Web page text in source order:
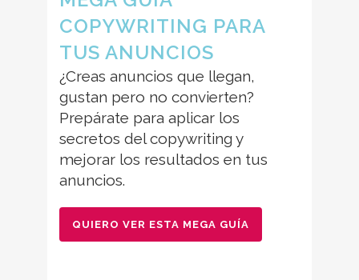
COPYWRITING PARA
TUS ANUNCIOS
¿Creas anuncios que llegan,
gustan pero no convierten?
Prepárate para aplicar los
secretos del copywriting y
mejorar los resultados en tus
anuncios.
QUIERO VER ESTA MEGA GUÍA